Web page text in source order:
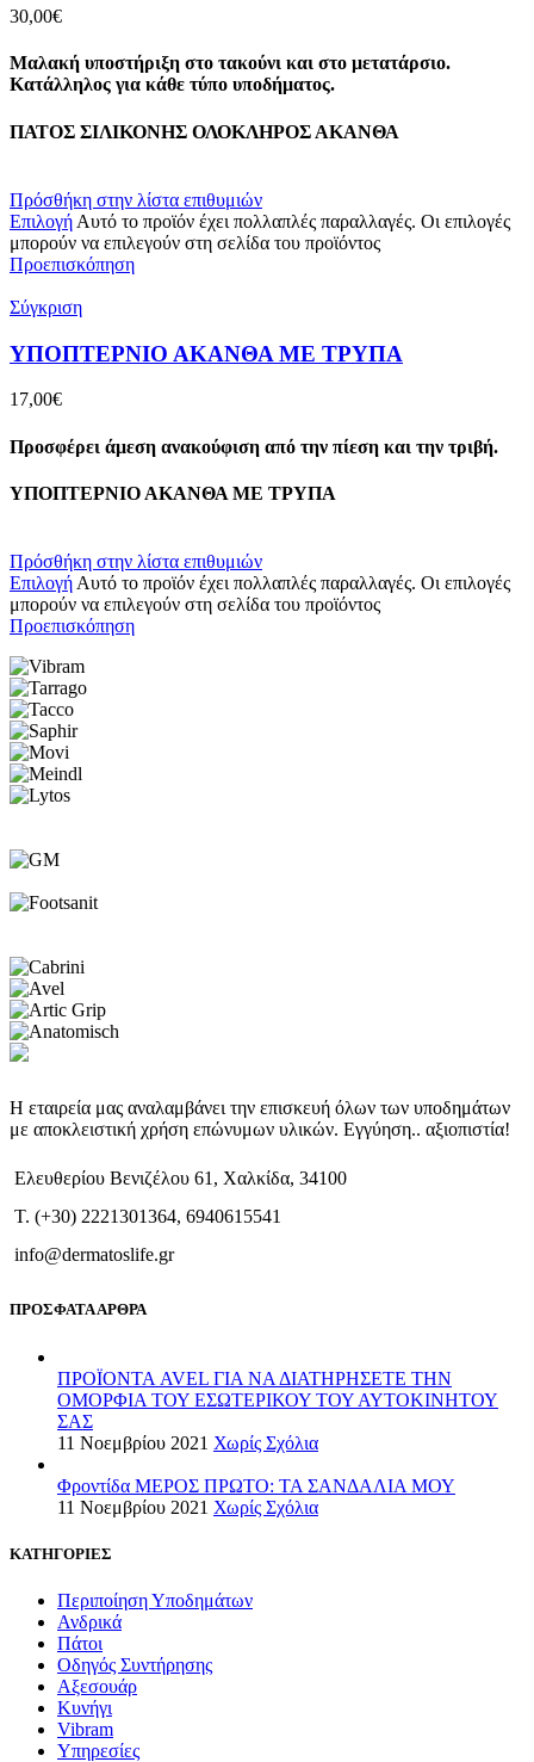
30,00€
Μαλακή υποστήριξη στο τακούνι και στο μετατάρσιο.
Κατάλληλος για κάθε τύπο υποδήματος.
ΠΑΤΟΣ ΣΙΛΙΚΟΝΗΣ ΟΛΟΚΛΗΡΟΣ ΑΚΑΝΘΑ
Πρόσθήκη στην λίστα επιθυμιών
Επιλογή Αυτό το προϊόν έχει πολλαπλές παραλλαγές. Οι επιλογές
μπορούν να επιλεγούν στη σελίδα του προϊόντος
Προεπισκόπηση
Σύγκριση
ΥΠΟΠΤΕΡΝΙΟ ΑΚΑΝΘΑ ΜΕ ΤΡΥΠΑ
17,00€
Προσφέρει άμεση ανακούφιση από την πίεση και την τριβή.
ΥΠΟΠΤΕΡΝΙΟ ΑΚΑΝΘΑ ΜΕ ΤΡΥΠΑ
Πρόσθήκη στην λίστα επιθυμιών
Επιλογή Αυτό το προϊόν έχει πολλαπλές παραλλαγές. Οι επιλογές
μπορούν να επιλεγούν στη σελίδα του προϊόντος
Προεπισκόπηση
Η εταιρεία μας αναλαμβάνει την επισκευή όλων των υποδημάτων
με αποκλειστική χρήση επώνυμων υλικών. Εγγύηση.. αξιοπιστία!
Ελευθερίου Βενιζέλου 61, Χαλκίδα, 34100
T. (+30) 2221301364, 6940615541
info@dermatoslife.gr
ΠΡΟΣΦΑΤΑ ΑΡΘΡΑ
ΠΡΟΪΟΝΤΑ AVEL ΓΙΑ ΝΑ ΔΙΑΤΗΡΗΣΕΤΕ ΤΗΝ
ΟΜΟΡΦΙΑ ΤΟΥ ΕΣΩΤΕΡΙΚΟΥ ΤΟΥ ΑΥΤΟΚΙΝΗΤΟΥ
ΣΑΣ
11 Νοεμβρίου 2021 Χωρίς Σχόλια
Φροντίδα ΜΕΡΟΣ ΠΡΩΤΟ: ΤΑ ΣΑΝΔΑΛΙΑ ΜΟΥ
11 Νοεμβρίου 2021 Χωρίς Σχόλια
ΚΑΤΗΓΟΡΙΕΣ
Περιποίηση Υποδημάτων
Ανδρικά
Πάτοι
Οδηγός Συντήρησης
Αξεσουάρ
Κυνήγι
Vibram
Υπηρεσίες